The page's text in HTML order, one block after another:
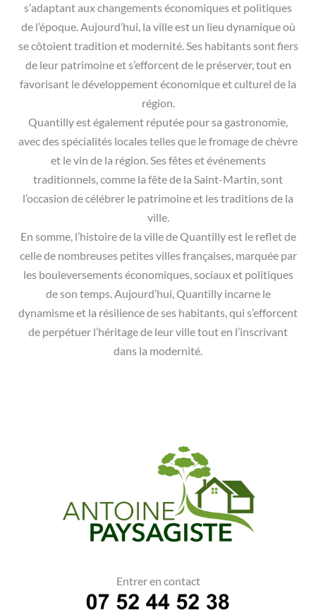
s’adaptant aux changements économiques et politiques
de l’époque. Aujourd’hui, la ville est un lieu dynamique où
se côtoient tradition et modernité. Ses habitants sont fiers
de leur patrimoine et s’efforcent de le préserver, tout en
favorisant le développement économique et culturel de la
région.
Quantilly est également réputée pour sa gastronomie,
avec des spécialités locales telles que le fromage de chèvre
et le vin de la région. Ses fêtes et événements
traditionnels, comme la fête de la Saint-Martin, sont
l’occasion de célébrer le patrimoine et les traditions de la
ville.
En somme, l’histoire de la ville de Quantilly est le reflet de
celle de nombreuses petites villes françaises, marquée par
les bouleversements économiques, sociaux et politiques
de son temps. Aujourd’hui, Quantilly incarne le
dynamisme et la résilience de ses habitants, qui s’efforcent
de perpétuer l’héritage de leur ville tout en l’inscrivant
dans la modernité.
Entrer en contact